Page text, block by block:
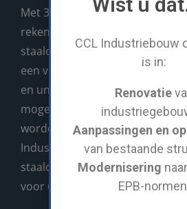
Met 30 jaar ervaring, kan u op
rekenen als uw rendabele
staalconstructies. CCL-
een volledig eigen
en unieke servicewagen
mogelijk nodig is direct op de
worden. Voor grote en kleine
Industriebouw uw aangewezen
staalconstructies. Wij
voor u!
CCL Industriebouw
is in:
Renovatie
Aanpassingen en
van bestaande
Modernisering
EPB-